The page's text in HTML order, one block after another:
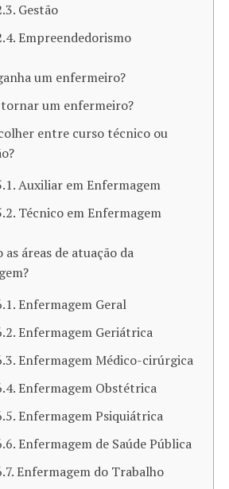
Gestão
Empreendedorismo
um enfermeiro?
tornar um enfermeiro?
entre curso técnico ou
Auxiliar em Enfermagem
Técnico em Enfermagem
as áreas de atuação da
Enfermagem Geral
Enfermagem Geriátrica
Enfermagem Médico-cirúrgica
Enfermagem Obstétrica
Enfermagem Psiquiátrica
Enfermagem de Saúde Pública
Enfermagem do Trabalho